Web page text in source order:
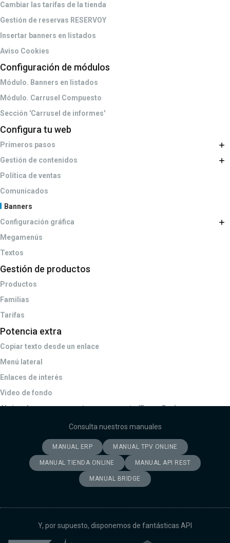
Cambiar las tarifas de la tienda
Gestión de reservas RESERVOY
Insertar banners en listados
Aviso Cookies
Configuración de módulos
Módulo. Banners en listados
Módulo. Carrusel Compuesto
Sección 'Carrusel de informes'
Configura tu web
Primeros pasos
Gestión de contenidos
Política de ventas
Comunicados
Banners
Configuración gráfica
Megamenús
Textos
Gestión de productos
Productos
Familias
Tarifas
Potencia extra
Copiar texto desde un enlace
Menú lateral
Enlaces de interés
Video de fondo
Abrir enlaces en una ventana emergente (Fancy Box)
Consulta nuestros manuales
MANUAL ERP MANUAL TPV ONLINE
MANUAL TIENDA ONLINE MANUAL API REST
MANUAL BRIDGE
Y, por supuesto, disponemos de fantásticas API